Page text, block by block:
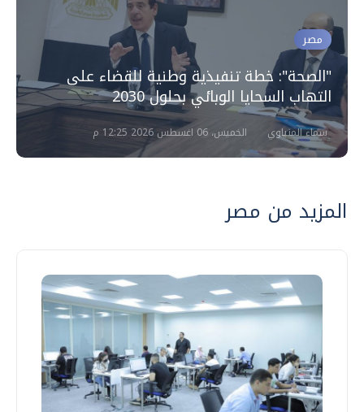
مصر
"الصحة": خطة تنفيذية وطنية للقضاء على
التهاب السحايا الوبائي بحلول 2030
سماء المنياوي الخميس، 06 اغسطس 2026 12:25 م
المزيد من مصر